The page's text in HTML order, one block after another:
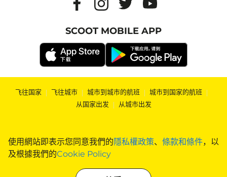
使用網站即表示您同意我們的隱私權政策、 條款和條件，以
及根據我們的Cookie Policy
SCOOT MOBILE APP
飞往国家 | 飞往城市 | 城市到城市的航班 | 城市到国家的航班 |
从国家出发 | 从城市出发